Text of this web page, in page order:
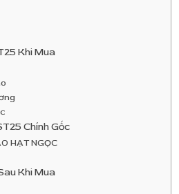
Khi Mua
Chính Gốc
HẠT NGỌC
Khi Mua